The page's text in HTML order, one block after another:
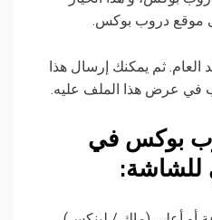
دروب بوكس.
ثم يمكنك إرسال هذا
في عرض هذا الملف عليه.
بوكس في
للشاشة: